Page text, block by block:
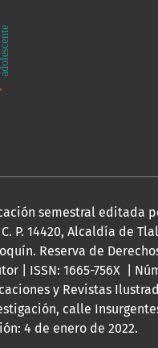
adolescente
semestral
P. 14420, Alcaldía de
Reserva de
| ISSN: 1665-756X |
y Revistas
calle
4 de enero de 2022.